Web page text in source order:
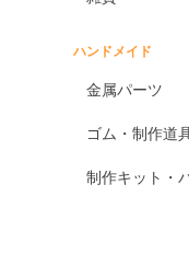
ハンドメイド
金属パーツ
ゴム・制作道
制作キット・